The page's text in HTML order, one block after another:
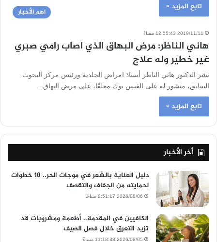
تابع المزيد » اهم الأخبار
2019/11/11 12:55:43 مساءً
هاني الناظر: مرض البهاق الذي اصاب رامي صبري
غير خطير وله علاج
نشر الدكتور هاني الناظر أستاذ امراض الجلدية ورئيس مركز البحوث
السابق، منشور له على الفيس بوك معلقًا، على مرض البهاق…
تابع المزيد »
أخر الأخبار
دليل العناية بالشعر في موجات الحر.. 10 خطوات
لحمايته من الجفاف والتقصف
2026/08/06 8:51:17 صباحًا
الكافيين في المقدمة.. أطعمة ومشروبات قد
تزيد التعرق خلال فصل الصيف
2026/08/05 11:18:38 مساءً